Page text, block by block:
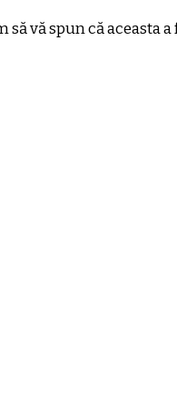
vă spun că aceasta a